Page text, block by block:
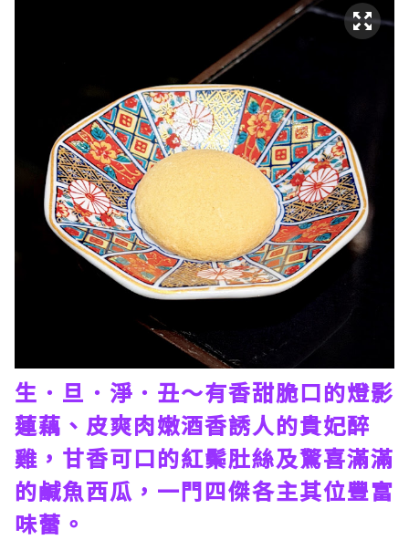
生．旦．淨．丑～有香甜脆口的燈影
蓮藕、皮爽肉嫩酒香誘人的貴妃醉
雞，甘香可口的紅鬃肚絲及驚喜滿滿
的鹹魚西瓜，一門四傑各主其位豐富
味蕾。